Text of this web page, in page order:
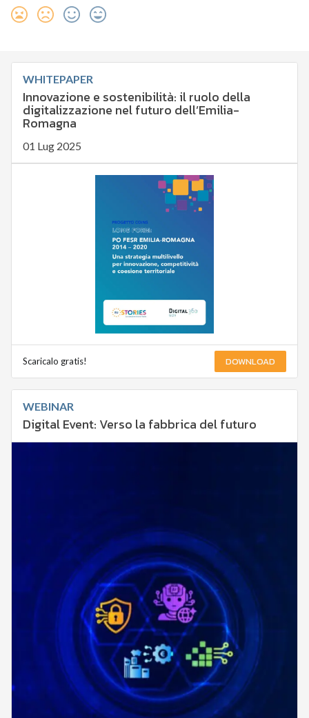
WHITEPAPER
Innovazione e sostenibilità: il ruolo della
digitalizzazione nel futuro dell’Emilia-
Romagna
01 Lug 2025
Scaricalo gratis! DOWNLOAD
WEBINAR
Digital Event: Verso la fabbrica del futuro